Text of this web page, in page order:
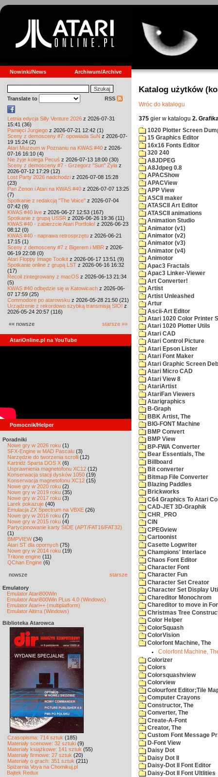
Nowinki/News Archiwum/Archive
Translate to RSS
Letnia edycja Silly Venture 2026 z 2026-07-31
15:41 (36)
Pamięci Jurgiego z 2026-07-21 12:42 (1)
Sceny z demosceny #7: opowiada SuN z 2026-07-
19 15:24 (2)
Atari Muzeum w Poznaniu na KWAS #40 z 2026-
07-16 16:10 (4)
Nie żyje kolega Pecuś z 2026-07-13 18:00 (30)
Sceny z demosceny #7 - Grzegorz "Sun" Żyła z
2026-07-12 17:29 (12)
Lost Party 2026 nadchodzi z 2026-07-08 15:28
(23)
Pan Zenon i Atari na KWAS #40 z 2026-07-07 13:25
(7)
Spotkanie z redakcją "The Voice" z 2026-07-04
07:42 (9)
KWAS #40 live z 2026-06-27 12:53 (167)
Spotkanie z grupą USSR z 2026-06-26 19:36 (11)
KWAS #40 - zabierzcie Atari Portfolio! z 2026-06-23
08:12 (0)
KWAS #40 - naprawa retrosprzętu z 2026-06-21
17:15 (1)
Sceny z demosceny #7 z Bigerem i MBR z 2026-
06-19 22:08 (0)
Atari Floppy Image Toolkit z 2026-06-17 13:51 (9)
Spotkanie online z grupą LST z 2026-06-16 16:32
(17)
Recoil zintegrowany z macOS z 2026-06-13 21:34
(5)
KWAS #40 odbędzie się w Katowicach z 2026-06-
07 17:59 (25)
Commodore po atarowsku z 2026-05-28 21:50 (21)
Urządzenie z rekordowo szybką transmisją SIO! z
2026-05-24 20:57 (116)
«« nowsze starsze »»
AtariOnline.pl na YouTube
Pomocnik/Helper
Poradniki
Nowe gry w 2026 roku (1)
SFX-Engine w MAD Pascalu (3)
Narzędzie do tworzenia scrolli (12)
Kartridż Sparta DOS X (6)
Usprawnienia magnetofonu XC12 (12)
Konserwacja stacji dysków 1050 (19)
Konserwacja magnetofonu XC12 (15)
Nowe gry w 2020 roku (2)
Nowe gry w 2019 roku (35)
Nowe gry w 2017 roku (3)
Larek pokazuje (40)
Emulacja ZX Spectrum na VBXE (26)
Nowe gry w 2016 roku (7)
Nowe gry w 2015 roku (4)
Partycjonowanie karty SIDE (APT/FAT16/FAT32)
(1)
BMPVIEW(34)
Atari ST dla opornych (75)
Nowe gry w 2014 roku (19)
Tritone engine (11)
QChan Engine (6)
nowsze starsze
Emulatory
Emulator Atari800Win
Emulator Atari800Win PLus 4.0 (Windows)
Emulator Atari++ (multiplatform)
Emulator Altirra (Windows)
Biblioteka Atarowca
Czasopisma: 714 sztuk (185)
Materiały scenowe: 32 sztuki (9)
Materiały książkowe: 141 sztuk (55)
Materiały firmowe: 27 sztuk (20)
Materiały o grach: 351 sztuk (211)
Spiżarnia Voya na Chomikuj.pl
Bajtek Redux
Katalog użytków
Wróc do katalogu
375 gier w katalogu 2.
1020 Plotter Screen
15 Graphics Editor
16x16 Fonts Editor
320 240
A8JDPEG
A8Jdpeg 0.8
APACShow
APACView
APP View
ASCII maker
ATASCII Art Editor
ATASCII animations
Animation Studio
Animator (v1)
Animator (v2)
Animator (v3)
Animator (v4)
Animotor
Apac3 Fractals
Apac3 Linker-Viewer
Art Converter!
Artist
Artist Unleashed
Artur
Ascii-Art Editor
Atari 1020 Color Printer
Atari 1020 Plotter Utils
Atari CAD
Atari Control Picture
Atari Epson Lister
Atari Font Maker
Atari Graphic Screen
Atari Micro CAD
Atari View 8
AtariArtist
AtariFan Viewers
Atarigraphics
B-Graph
BBK Artist, The
BIG-FONT Machine
BMP Convert
BMP View
BP-FWA Converter
Bear Essentials, The
Billboard
Bit converter
Bitmap File Converter
Blazing Paddles
Brickworks
C64 Graphics To Atari
CAD-JET 3D-Graphik
CHR_PRO
CIN
CPEGview
Cartoonist
Casette Logwriter
Champions' Interlace
Chaos Font Editor
Character Font
Character Fun
Character Set Creator
Character Set Display
Chareditor Monochrom
Chareditor to move in
Christmas Tree
Color Helper
ColorSquash
ColorVision
Colorfont Machine, The
Colorfont Machine,
Colorizer
Colors
Colorsquashview
Colorview
Colourfont Editor;Tile
Computer Crayons
Constructor, The
Converter, The
Create-A-Font
Creator, The
Custom Font Message
D-Font View
Daisy Dot
Daisy Dot II
Daisy-Dot II Font Editor
Daisy-Dot II Font Ultlities